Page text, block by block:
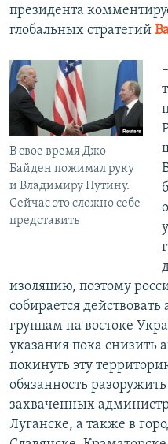
президента
глобальных стратегий
В свое время Джо
Байден пожимал руку
и Владимиру Путину.
Сейчас это сложно себе
представить
изоляцию, поэтому
собирается
группам на востоке
указания пока снизить
покинуть эту
обязанность
захваченных
Луганске, а также в